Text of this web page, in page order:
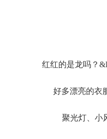
红红的是龙吗？
好多漂亮的衣
聚光灯、小